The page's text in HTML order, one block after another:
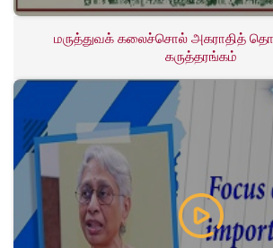
மருத்துவக் கலைச்சொல் அகராதித்
கருத்தரங்கம்